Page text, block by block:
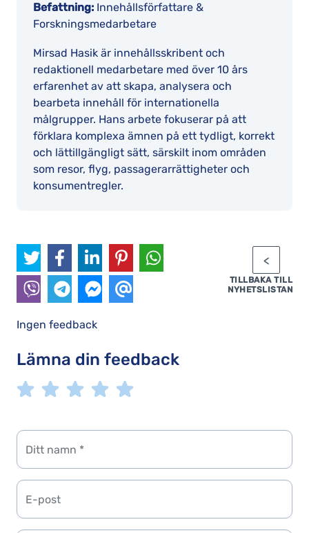
Befattning: Innehållsförfattare &
Forskningsmedarbetare
Mirsad Hasik är innehållsskribent och
redaktionell medarbetare med över 10 års
erfarenhet av att skapa, analysera och
bearbeta innehåll för internationella
målgrupper. Hans arbete fokuserar på att
förklara komplexa ämnen på ett tydligt, korrekt
och lättillgängligt sätt, särskilt inom områden
som resor, flyg, passagerarrättigheter och
konsumentregler.
TILLBAKA TILL
NYHETSLISTAN
Ingen feedback
Lämna din feedback